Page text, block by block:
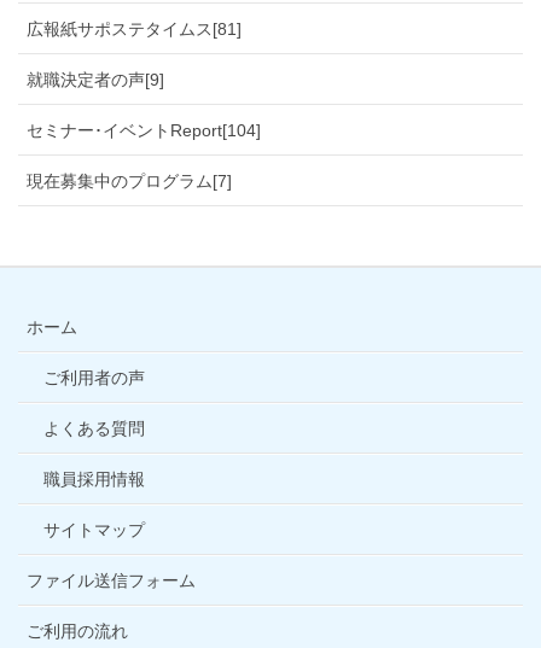
広報紙サポステタイムス[81]
就職決定者の声[9]
セミナー･イベントReport[104]
現在募集中のプログラム[7]
ホーム
ご利用者の声
よくある質問
職員採用情報
サイトマップ
ファイル送信フォーム
ご利用の流れ